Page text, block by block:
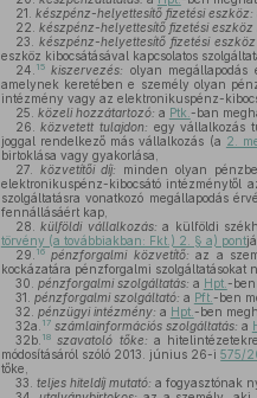
21. készpénz-helyettesítő fizetési eszköz:
22. készpénz-helyettesítő fizetési eszköz
23.
készpénz-helyettesítő fizetési
eszköz kibocsátásával kapcsolatos
24. 15 kiszervezés: olyan
amelynek keretében e személy olyan
intézmény vagy az elektronikuspénz-
25. közeli hozzátartozó: a Ptk. -ban
26.
közvetett tulajdon: egy vállalkozás
joggal rendelkező más vállalkozás (a 2.
birtoklása vagy gyakorlása,
27.
közvetítői díj:
minden olyan
elektronikuspénz-kibocsátó intézménytől
szolgáltatásra vonatkozó megállapodás
fennállásáért kap,
28.
külföldi vállalkozás: a külföldi
törvény (a továbbiakban: Fkt.) 2. § a) pont
29. 16 pénzforgalmi közvetítő: az a
kockázatára pénzforgalmi szolgáltatásokat
30. pénzforgalmi szolgáltatás: a Hpt. -ben
31. pénzforgalmi szolgáltató: a Pft. -ben
32. pénzügyi intézmény: a Hpt. -ben
32a. 17 számlainformációs szolgáltatás: a
32b. 18 szavatoló tőke: a
módosításáról szóló 2013. június 26-i575/
tőke,
33. teljes hiteldíj mutató: a fogyasztónak